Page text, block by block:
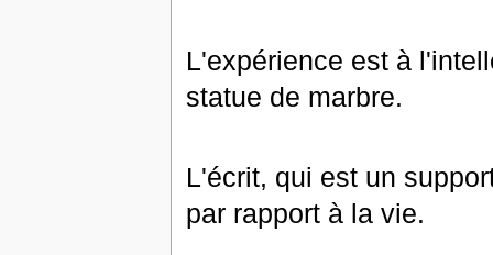
L'expérience est à
statue de marbre.
L'écrit, qui est un
par rapport à la vie.